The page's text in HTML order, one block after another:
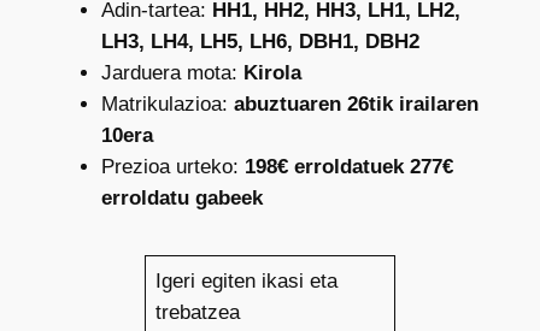
Adin-tartea: HH1, HH2, HH3, LH1, LH2,
LH3, LH4, LH5, LH6, DBH1, DBH2
Jarduera mota: Kirola
Matrikulazioa: abuztuaren 26tik irailaren
10era
Prezioa urteko: 198€ erroldatuek 277€
erroldatu gabeek
Igeri egiten ikasi eta
trebatzea